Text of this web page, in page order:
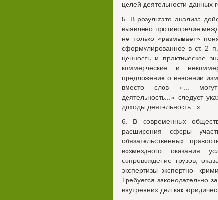
целей деятельности данных
5. В результате анализа
выявлено противоречие
не только «размывает»
сформулированное в ст. 2
ценность и практическое
коммерческие и
предложение о внесении
вместо слов «... могут
деятельность...» следует
доходы деятельность...».
6. В современных
расширения сферы
обязательственных
возмездного оказания
сопровождение грузов,
экспертизы экспертно-
Требуется законодательно
внутренних дел как